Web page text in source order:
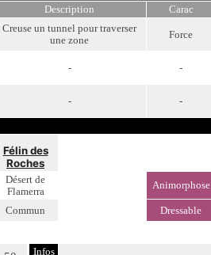
Description Carac
Creuse un tunnel pour traverser
une zone
Force
- -
- -
Félin des
Roches
Désert de
Flamerra
Animorphose
Commun Dressable
Infos